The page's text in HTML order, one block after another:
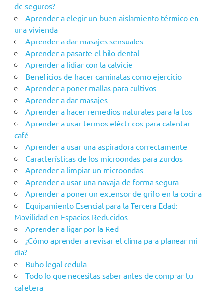
de seguros?
Aprender a elegir un buen aislamiento térmico en
una vivienda
Aprender a dar masajes sensuales
Aprender a pasarte el hilo dental
Aprender a lidiar con la calvicie
Beneficios de hacer caminatas como ejercicio
Aprender a poner mallas para cultivos
Aprender a dar masajes
Aprender a hacer remedios naturales para la tos
Aprender a usar termos eléctricos para calentar
café
Aprender a usar una aspiradora correctamente
Características de los microondas para zurdos
Aprender a limpiar un microondas
Aprender a usar una navaja de forma segura
Aprender a poner un extensor de grifo en la cocina
Equipamiento Esencial para la Tercera Edad:
Movilidad en Espacios Reducidos
Aprender a ligar por la Red
¿Cómo aprender a revisar el clima para planear mi
día?
Buho legal cedula
Todo lo que necesitas saber antes de comprar tu
cafetera